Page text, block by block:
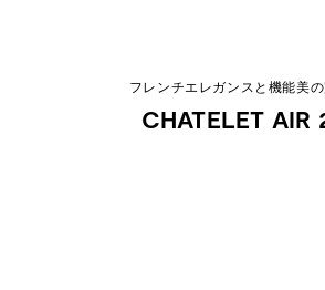
フレンチエレガンスと機能美
CHATELET AIR